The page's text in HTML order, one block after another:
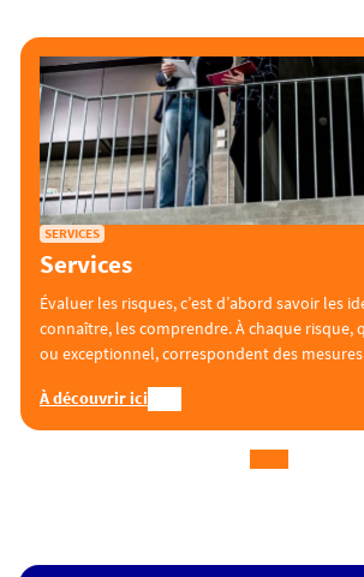
SERVICES
Services
Évaluer les risques, c’est d’abord savoir les
connaître, les comprendre. À chaque risque,
ou exceptionnel, correspondent des
À découvrir ici